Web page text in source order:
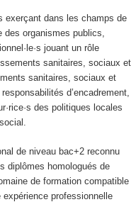
exerçant dans les champs de
des organismes publics,
jouant un rôle
sanitaires, sociaux et
sanitaires, sociaux et
d’encadrement,
des politiques locales
de niveau bac+2 reconnu
diplômes homologués de
de formation compatible
professionnelle